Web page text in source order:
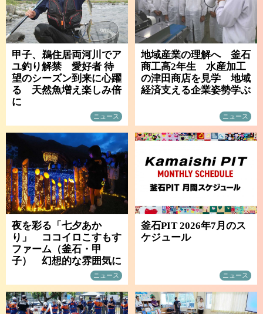
甲子、鵜住居両河川でア
ユ釣り解禁 愛好者 待
望のシーズン到来に心躍
る 天然魚増え楽しみ倍
に
ニュース
地域産業の理解へ 釜石
商工高2年生 水産加工
の津田商店を見学 地域
経済支える企業姿勢学ぶ
ニュース
夜を彩る「七夕あか
り」 ココイロこすもす
ファーム（釜石・甲
子） 幻想的な雰囲気に
ニュース
釜石PIT 2026年7月のス
ケジュール
ニュース